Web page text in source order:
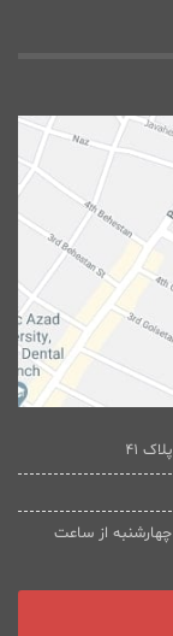
41
از ساعت